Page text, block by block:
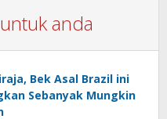
anda
Bek Asal Brazil ini
Sebanyak Mungkin